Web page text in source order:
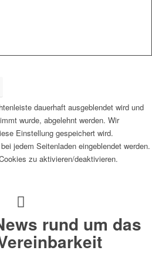
dauerhaft ausgeblendet wird und
wurde, abgelehnt werden. Wir
Einstellung gespeichert wird.
jedem Seitenladen eingeblendet werden.
zu aktivieren/deaktivieren.
rund um das